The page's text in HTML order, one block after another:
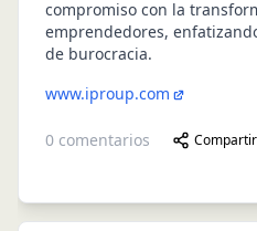
compromiso con la
emprendedores,
de burocracia.
www.iproup.com
0 comentarios Compartir